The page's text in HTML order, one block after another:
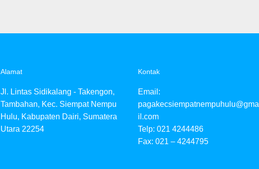
Alamat
Jl. Lintas Sidikalang - Takengon,
Tambahan, Kec. Siempat Nempu
Hulu, Kabupaten Dairi, Sumatera
Utara 22254
Kontak
Email:
pagakecsiempatnempuhulu@gma
il.com
Telp: 021 4244486
Fax: 021 – 4244795